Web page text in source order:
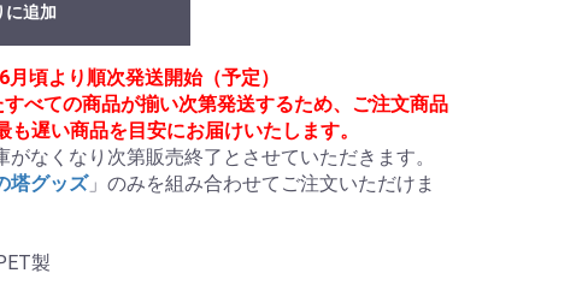
に追加
頃より順次発送開始（予定）
べての商品が揃い次第発送するため、ご注文商品
遅い商品を目安にお届けいたします。
なくなり次第販売終了とさせていただきます。
塔グッズ」のみを組み合わせてご注文いただけま
製